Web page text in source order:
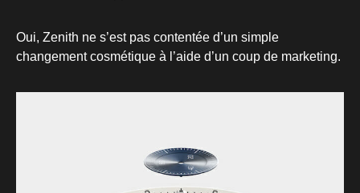
Oui, Zenith ne s’est pas contentée d’un simple
changement cosmétique à l’aide d’un coup de marketing.